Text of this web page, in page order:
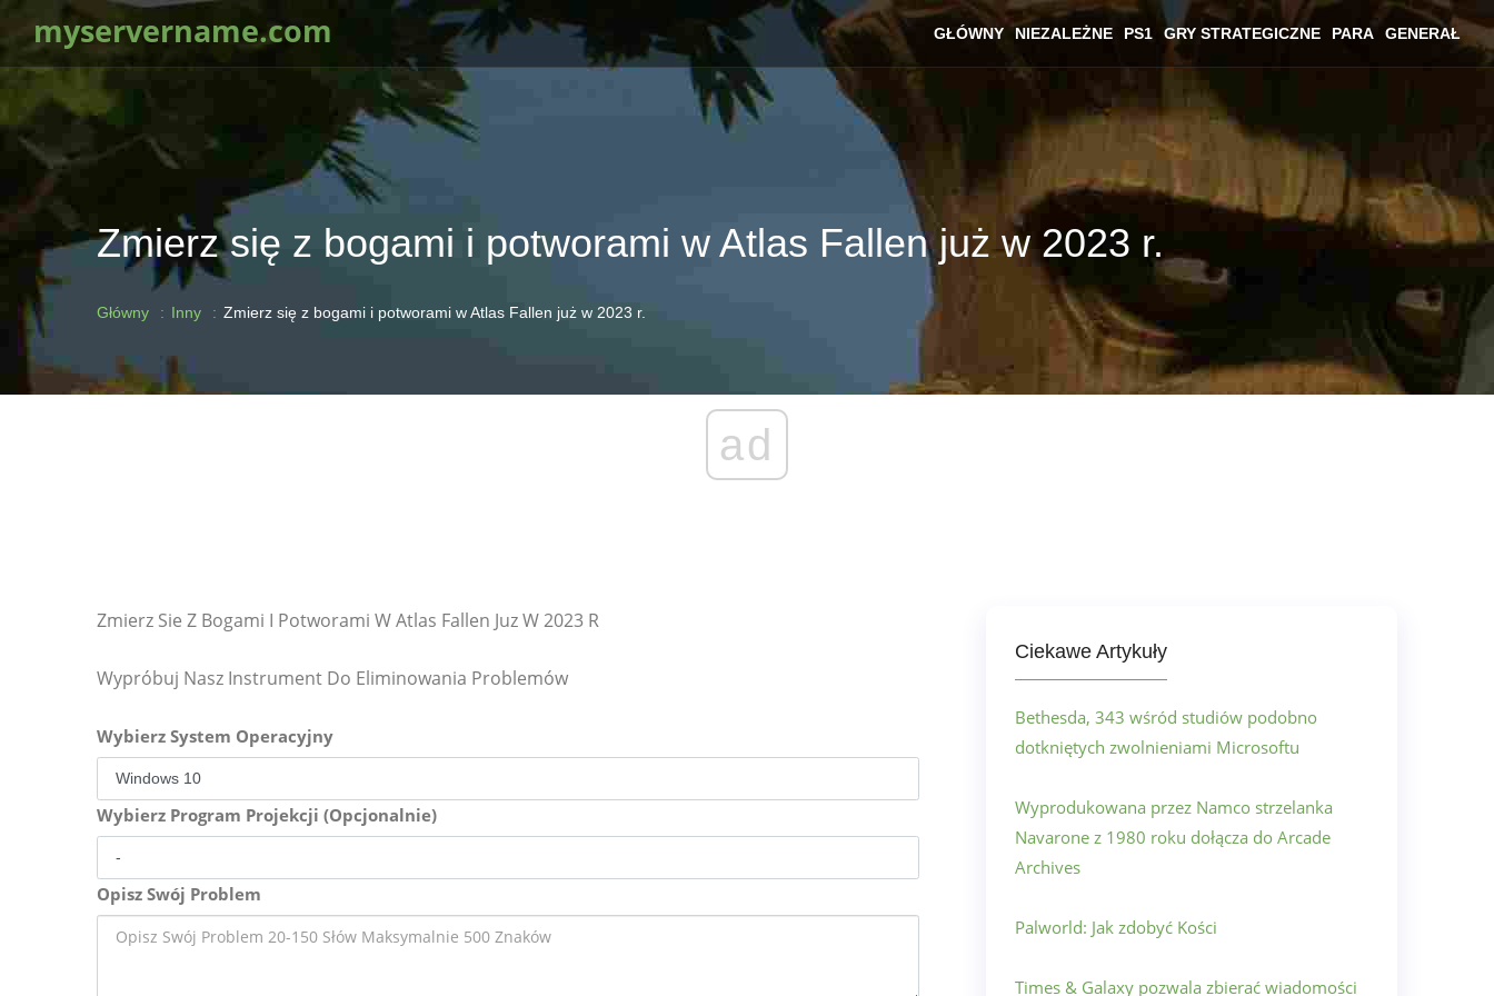
myservername.com GŁÓWNY NIEZALEŻNE PS1 GRY STRATEGICZNE PARA GENERAŁ
Zmierz się z bogami i potworami w Atlas Fallen już w 2023 r.
Główny Inny Zmierz się z bogami i potworami w Atlas Fallen już w 2023 r.
ad
Zmierz Sie Z Bogami I Potworami W Atlas Fallen Juz W 2023 R
Wypróbuj Nasz Instrument Do Eliminowania Problemów
Wybierz System Operacyjny
Wybierz Program Projekcji (Opcjonalnie)
Opisz Swój Problem
Ciekawe Artykuły
Bethesda, 343 wśród studiów podobno
dotkniętych zwolnieniami Microsoftu
Wyprodukowana przez Namco strzelanka
Navarone z 1980 roku dołącza do Arcade
Archives
Palworld: Jak zdobyć Kości
Times & Galaxy pozwala zbierać wiadomości